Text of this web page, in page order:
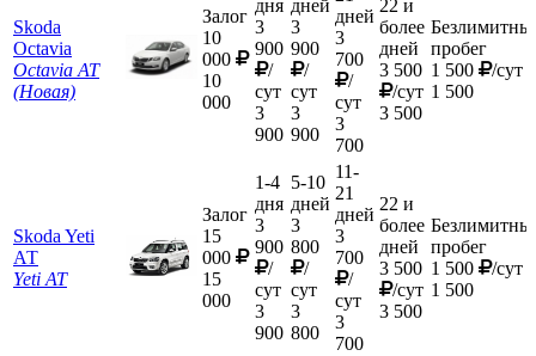
Skoda
Octavia
Octavia АТ
(Новая)
Залог
10
000
10
000
дня
3
900
/
сут
3
900
дней
3
900
/
сут
3
900
дней
3
700
/
сут
3
700
22 и
более
дней
3 500
/сут
3 500
пробег
1 500
/сут
1 500
Skoda Yeti
АТ
Yeti АТ
Залог
15
000
15
000
1-4
дня
3
900
/
сут
3
900
5-10
дней
3
800
/
сут
3
800
11-
21
дней
3
700
/
сут
3
700
22 и
более
дней
3 500
/сут
3 500
пробег
1 500
/сут
1 500